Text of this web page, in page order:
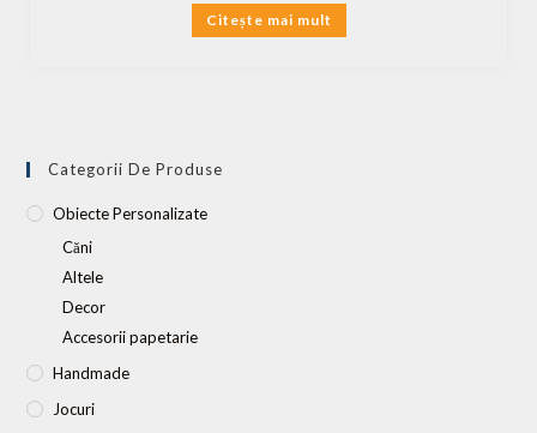
Citește mai mult
Categorii De Produse
Obiecte Personalizate
Căni
Altele
Decor
Accesorii papetarie
Handmade
Jocuri